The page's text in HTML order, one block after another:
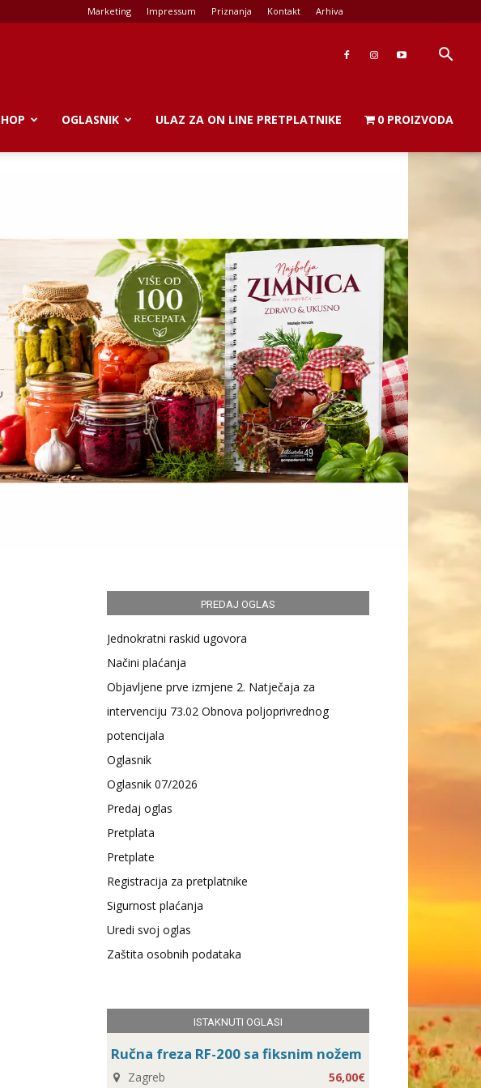
Marketing Impressum Priznanja Kontakt Arhiva
OGLASNIK ULAZ ZA ON LINE PRETPLATNIKE 0 PROIZVODA
PREDAJ OGLAS
Jednokratni raskid ugovora
Načini plaćanja
Objavljene prve izmjene 2. Natječaja za
intervenciju 73.02 Obnova poljoprivrednog
potencijala
Oglasnik
Oglasnik 07/2026
Predaj oglas
Pretplata
Pretplate
Registracija za pretplatnike
Sigurnost plaćanja
Uredi svoj oglas
Zaštita osobnih podataka
ISTAKNUTI OGLASI
Ručna freza RF-200 sa fiksnim nožem
Zagreb 56,00€